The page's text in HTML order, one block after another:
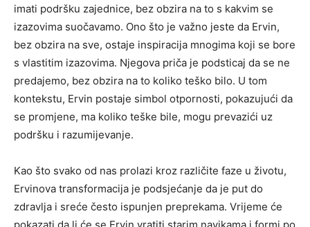
imati podršku zajednice, bez obzira na to s kakvim se
izazovima suočavamo. Ono što je važno jeste da Ervin,
bez obzira na sve, ostaje inspiracija mnogima koji se bore
s vlastitim izazovima. Njegova priča je podsticaj da se ne
predajemo, bez obzira na to koliko teško bilo. U tom
kontekstu, Ervin postaje simbol otpornosti, pokazujući da
se promjene, ma koliko teške bile, mogu prevazići uz
podršku i razumijevanje.
Kao što svako od nas prolazi kroz različite faze u životu,
Ervinova transformacija je podsjećanje da je put do
zdravlja i sreće često ispunjen preprekama. Vrijeme će